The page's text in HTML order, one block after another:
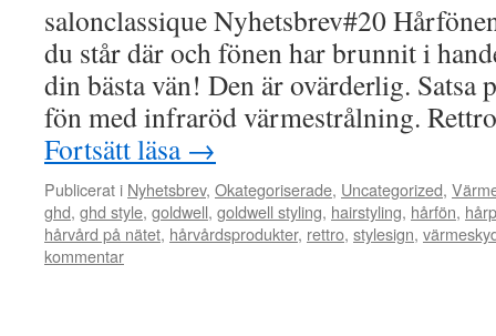
salonclassique Nyhetsbrev#20
du står där och fönen har brunnit i
din bästa vän! Den är ovärderlig. Satsa
fön med infraröd värmestrålning.
Fortsätt läsa →
Publicerat i Nyhetsbrev, Okategoriserade, Uncategorized,
ghd, ghd style, goldwell, goldwell styling, hairstyling, hårfön,
hårvård på nätet, hårvårdsprodukter, rettro, stylesign,
kommentar